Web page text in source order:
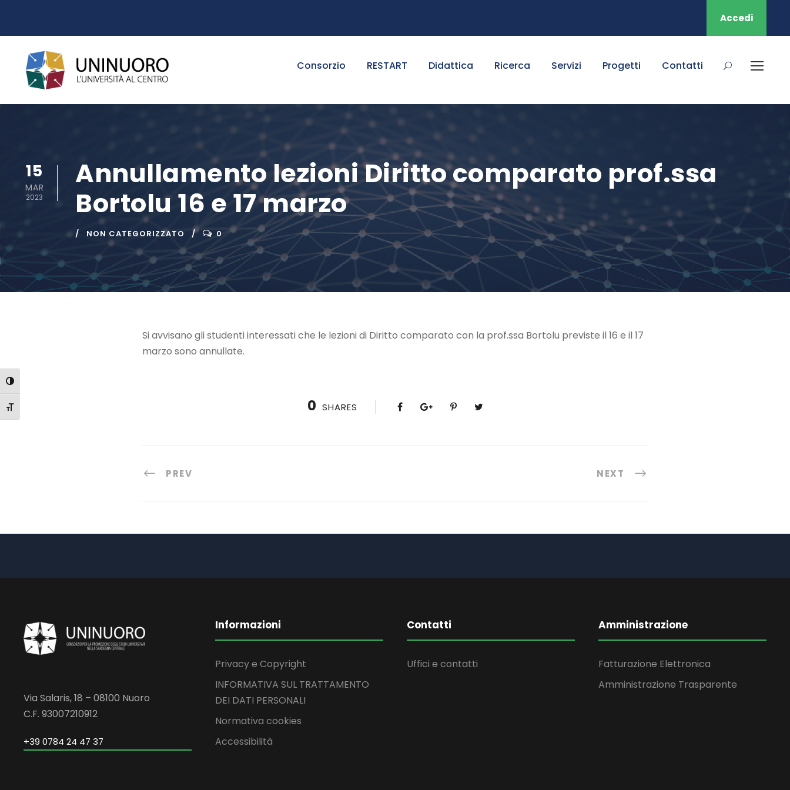
Attiva/disattiva alto contrasto
Attiva/disattiva dimensione testo
Accedi
Consorzio RESTART Didattica Ricerca Servizi Progetti Contatti
15
MAR
2023
Annullamento lezioni Diritto comparato prof.ssa
Bortolu 16 e 17 marzo
NON CATEGORIZZATO 0
Si avvisano gli studenti interessati che le lezioni di Diritto comparato con la prof.ssa Bortolu previste il 16 e il 17
marzo sono annullate.
0 SHARES
PREV NEXT
Via Salaris, 18 – 08100 Nuoro
C.F. 93007210912
+39 0784 24 47 37
Informazioni
Privacy e Copyright
INFORMATIVA SUL TRATTAMENTO
DEI DATI PERSONALI
Normativa cookies
Accessibilità
Contatti
Uffici e contatti
Amministrazione
Fatturazione Elettronica
Amministrazione Trasparente